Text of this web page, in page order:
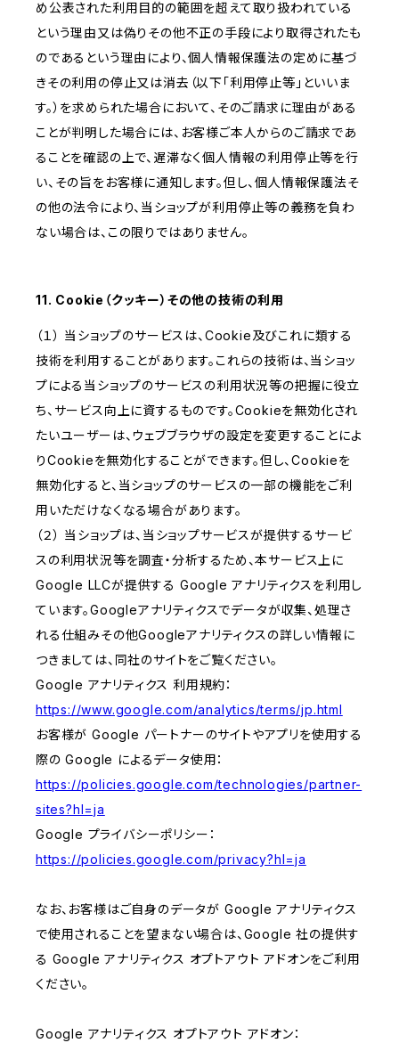
め公表された利用目的の範囲を超えて取り扱われている
という理由又は偽りその他不正の手段により取得されたも
のであるという理由により、個人情報保護法の定めに基づ
きその利用の停止又は消去（以下「利用停止等」といいま
す。）を求められた場合において、そのご請求に理由がある
ことが判明した場合には、お客様ご本人からのご請求であ
ることを確認の上で、遅滞なく個人情報の利用停止等を行
い、その旨をお客様に通知します。但し、個人情報保護法そ
の他の法令により、当ショップが利用停止等の義務を負わ
ない場合は、この限りではありません。
11. Cookie（クッキー）その他の技術の利用
（１） 当ショップのサービスは、Cookie及びこれに類する
技術を利用することがあります。これらの技術は、当ショッ
プによる当ショップのサービスの利用状況等の把握に役立
ち、サービス向上に資するものです。Cookieを無効化され
たいユーザーは、ウェブブラウザの設定を変更することによ
りCookieを無効化することができます。但し、Cookieを
無効化すると、当ショップのサービスの一部の機能をご利
用いただけなくなる場合があります。
（２） 当ショップは、当ショップサービスが提供するサービ
スの利用状況等を調査・分析するため、本サービス上に
Google LLCが提供する Google アナリティクスを利用し
ています。Googleアナリティクスでデータが収集、処理さ
れる仕組みその他Googleアナリティクスの詳しい情報に
つきましては、同社のサイトをご覧ください。
Google アナリティクス 利用規約：
https://www.google.com/analytics/terms/jp.html
お客様が Google パートナーのサイトやアプリを使用する
際の Google によるデータ使用：
https://policies.google.com/technologies/partner-
sites?hl=ja
Google プライバシーポリシー：
https://policies.google.com/privacy?hl=ja
なお、お客様はご自身のデータが Google アナリティクス
で使用されることを望まない場合は、Google 社の提供す
る Google アナリティクス オプトアウト アドオンをご利用
ください。
Google アナリティクス オプトアウト アドオン：